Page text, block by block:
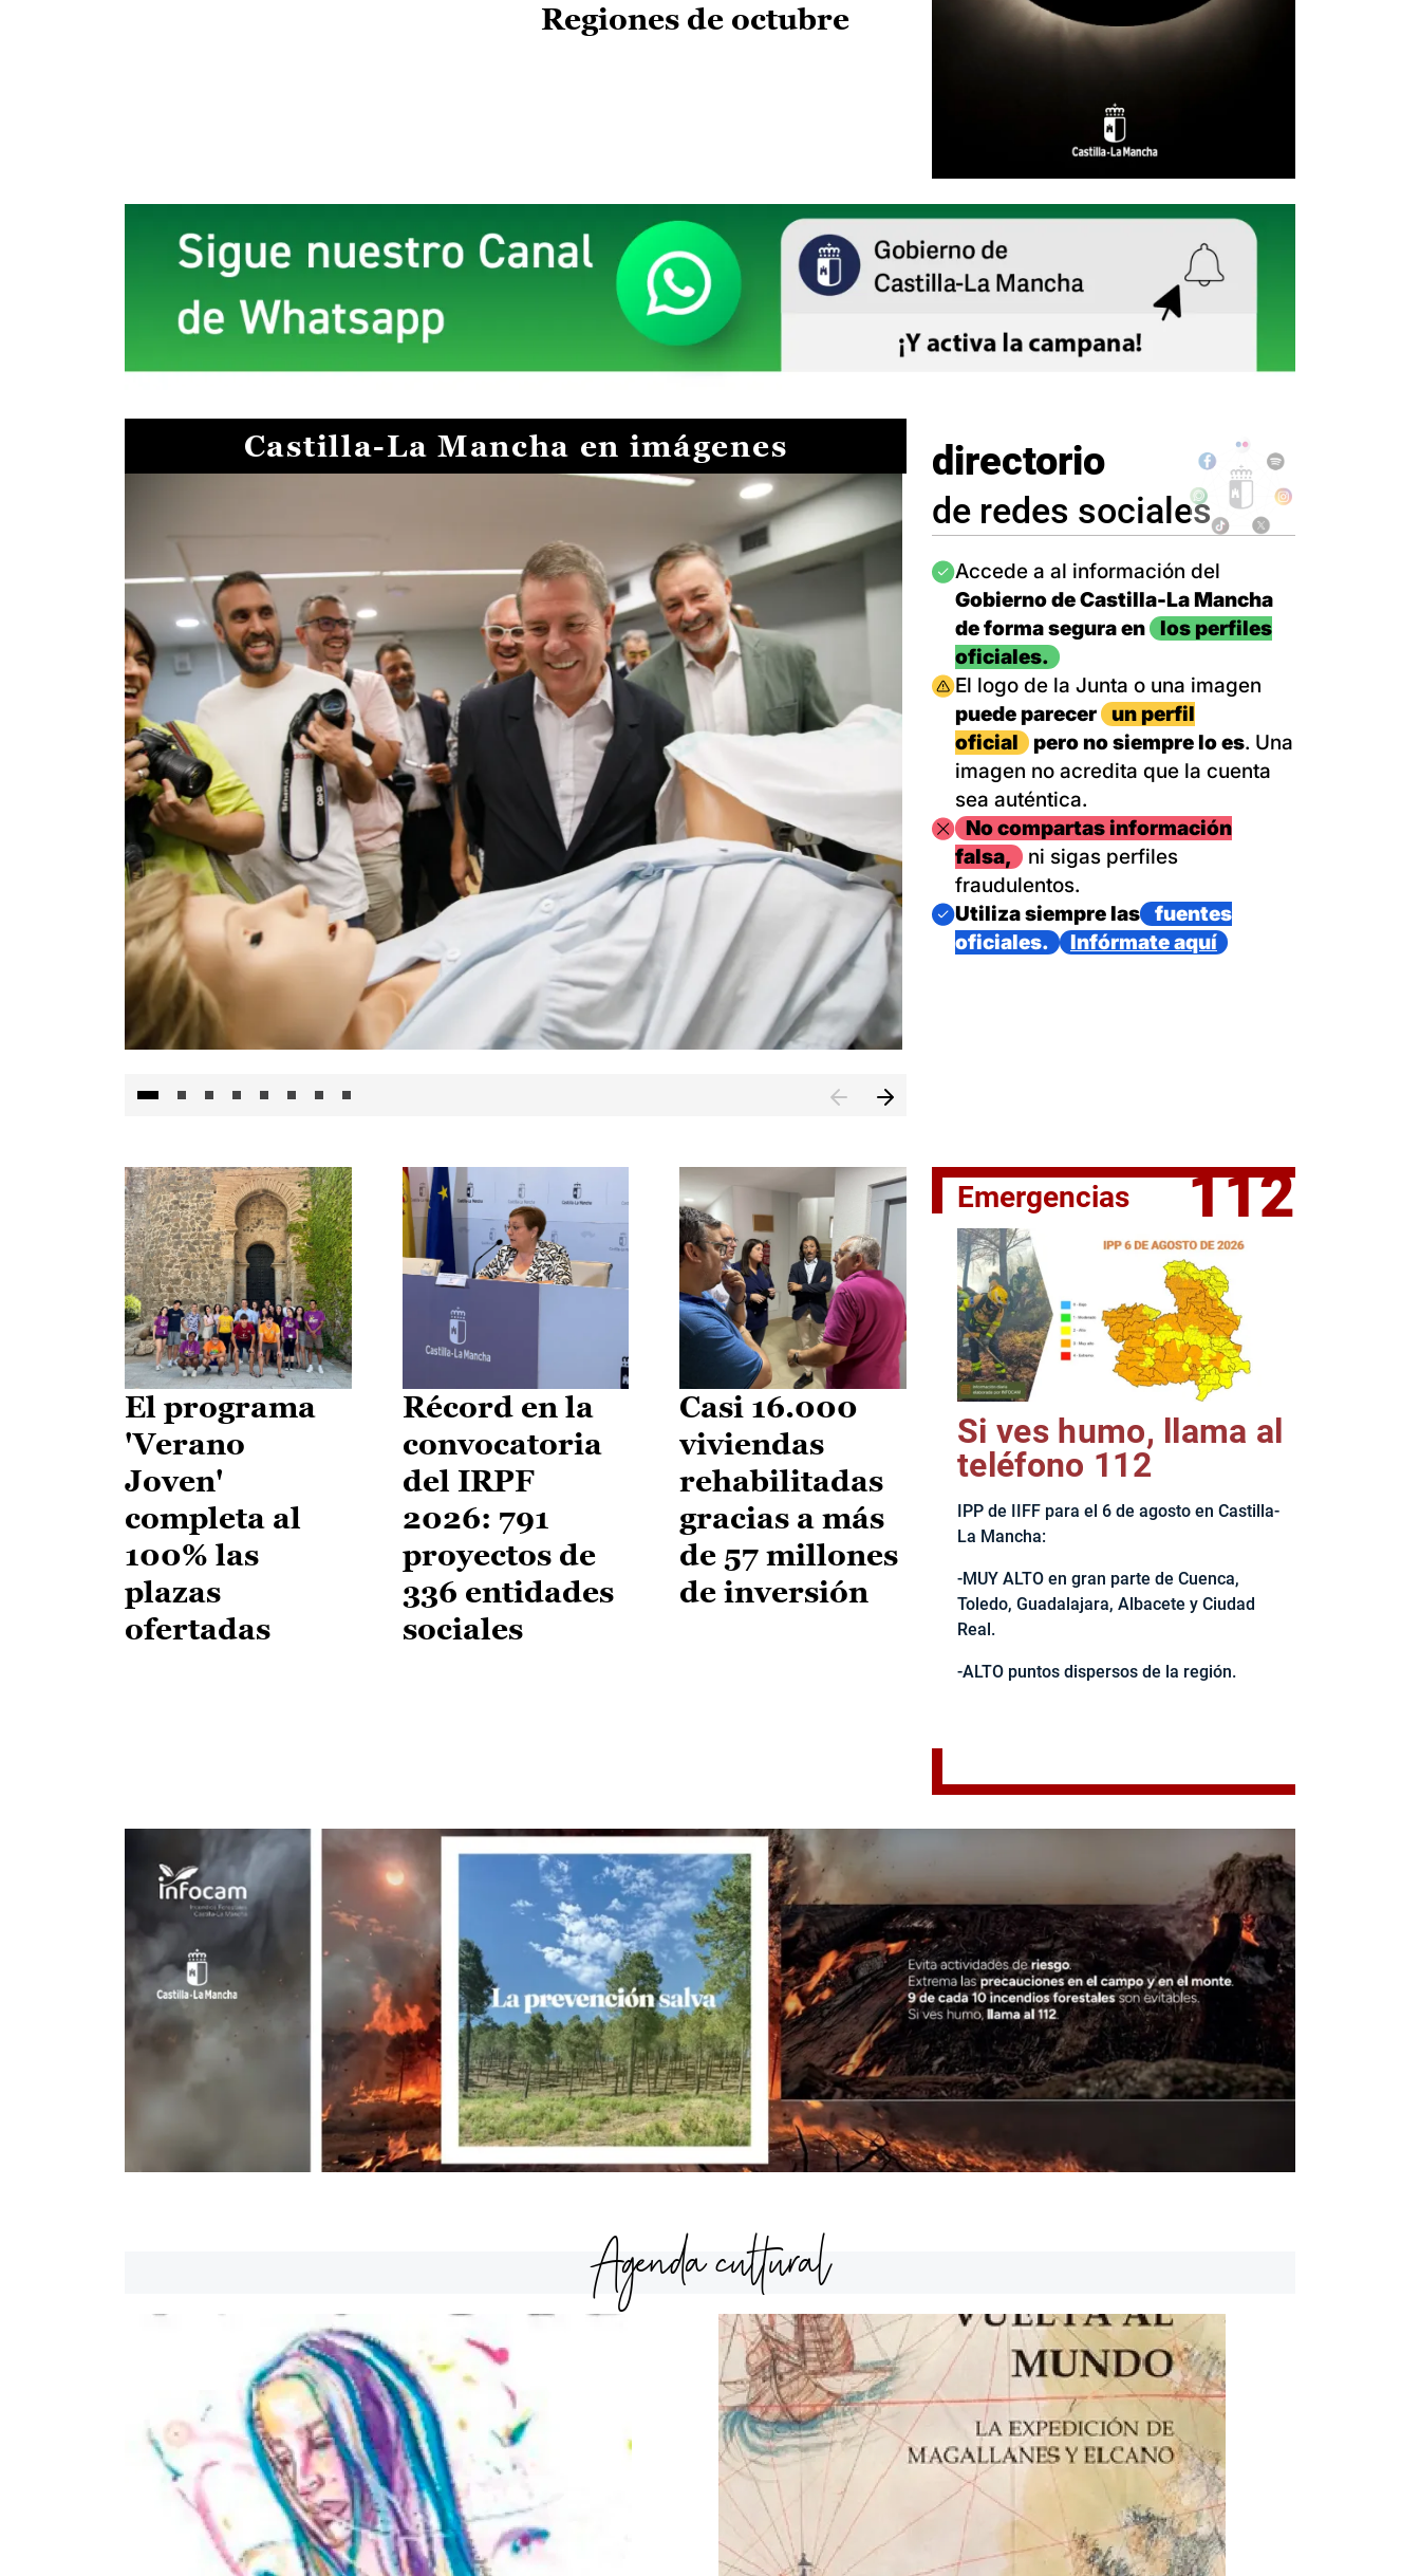
Regiones de octubre
Castilla-La Mancha en imágenes
El jefe del Ejecutivo castellanomanchego, Emiliano García-
directorio
de redes sociales
Imagen
Accede a al información del
Gobierno de Castilla-La Mancha
de forma segura en
los perfiles
oficiales.
Imagen
El logo de la Junta o una imagen
puede parecer
un perfil
oficial
pero no siempre lo es. Una
imagen no acredita que la cuenta
sea auténtica.
ImagenNo compartas información
falsa,
ni sigas perfiles
fraudulentos.
Imagen
Utiliza siempre las
fuentes
oficiales.
Infórmate aquí
El programa
'Verano
Joven'
completa al
100% las
plazas
ofertadas
Récord en la
convocatoria
del IRPF
2026: 791
proyectos de
336 entidades
sociales
Casi 16.000
viviendas
rehabilitadas
gracias a más
de 57 millones
de inversión
Emergencias 112
Si ves humo, llama al
teléfono 112
IPP de IIFF para el 6 de agosto en Castilla-
La Mancha:
-MUY ALTO en gran parte de Cuenca,
Toledo, Guadalajara, Albacete y Ciudad
Real.
-ALTO puntos dispersos de la región.
Agenda cultural